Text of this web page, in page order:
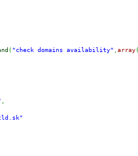
("check domains availability" array